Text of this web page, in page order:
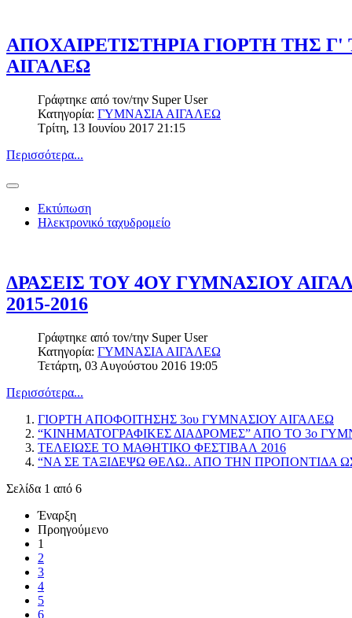
ΑΠΟΧΑΙΡΕΤΙΣΤΗΡΙΑ ΓΙΟΡΤΗ ΤΗΣ
ΑΙΓΑΛΕΩ
Γράφτηκε από τον/την Super User
Κατηγορία: ΓΥΜΝΑΣΙΑ ΑΙΓΑΛΕΩ
Τρίτη, 13 Ιουνίου 2017 21:15
Περισσότερα...
Εκτύπωση
Ηλεκτρονικό ταχυδρομείο
ΔΡΑΣΕΙΣ ΤΟΥ 4ΟΥ ΓΥΜΝΑΣΙΟΥ
2015-2016
Γράφτηκε από τον/την Super User
Κατηγορία: ΓΥΜΝΑΣΙΑ ΑΙΓΑΛΕΩ
Τετάρτη, 03 Αυγούστου 2016 19:05
Περισσότερα...
ΓΙΟΡΤΗ ΑΠΟΦΟΙΤΗΣΗΣ 3ου ΓΥΜΝΑΣΙΟΥ ΑΙΓΑΛΕΩ
“ΚΙΝΗΜΑΤΟΓΡΑΦΙΚΕΣ ΔΙΑΔΡΟΜΕΣ” ΑΠΟ ΤΟ 3ο
ΤΕΛΕΙΩΣΕ ΤΟ ΜΑΘΗΤΙΚΟ ΦΕΣΤΙΒΑΛ 2016
“ΝΑ ΣΕ ΤΑΞΙΔΕΨΩ ΘΕΛΩ.. ΑΠΟ ΤΗΝ ΠΡΟΠΟΝΤΙΔΑ
Σελίδα 1 από 6
Έναρξη
Προηγούμενο
1
2
3
4
5
6